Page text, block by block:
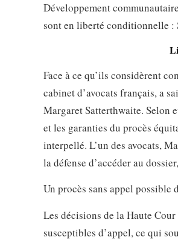
Développement
sont en liberté conditionnelle :
Face à ce qu’ils considèrent
cabinet d’avocats français, a
Margaret Satterthwaite. Selon
et les garanties du procès
interpellé. L’un des avocats,
la défense d’accéder au
Un procès sans appel possible
Les décisions de la Haute
susceptibles d’appel, ce qui